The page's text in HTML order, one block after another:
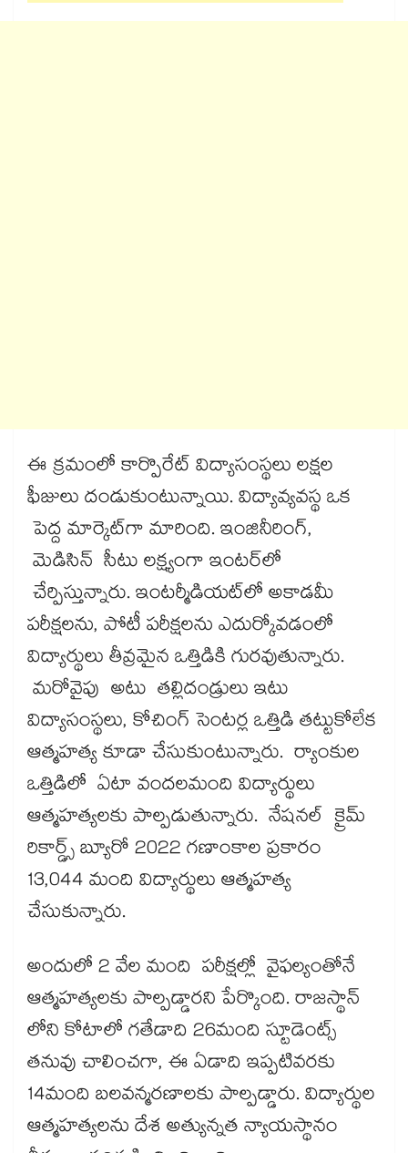
ఈ క్రమంలో కార్పొరేట్ విద్యాసంస్థలు లక్షల
ఫీజులు దండుకుంటున్నాయి. విద్యావ్యవస్థ ఒక
పెద్ద మార్కెట్​గా మారింది. ఇంజినీరింగ్,
మెడిసిన్ సీటు లక్ష్యంగా ఇంటర్​లో
చేర్పిస్తున్నారు. ఇంటర్మీడియట్​లో అకాడమీ
పరీక్షలను, పోటీ పరీక్షలను ఎదుర్కోవడంలో
విద్యార్థులు తీవ్రమైన ఒత్తిడికి గురవుతున్నారు.
మరోవైపు అటు తల్లిదండ్రులు ఇటు
విద్యాసంస్థలు, కోచింగ్ సెంటర్ల ఒత్తిడి తట్టుకోలేక
ఆత్మహత్య కూడా చేసుకుంటున్నారు. ర్యాంకుల
ఒత్తిడిలో ఏటా వందలమంది విద్యార్థులు
ఆత్మహత్యలకు పాల్పడుతున్నారు. నేషనల్‌ క్రైమ్‌
రికార్డ్స్‌ బ్యూరో 2022 గణాంకాల ప్రకారం
13,044 మంది విద్యార్థులు ఆత్మహత్య
చేసుకున్నారు.
అందులో 2 వేల మంది పరీక్షల్లో వైఫల్యంతోనే
ఆత్మహత్యలకు పాల్పడ్డారని పేర్కొంది. రాజస్థాన్​
లోని కోటాలో గతేడాది 26మంది స్టూడెంట్స్​
తనువు చాలించగా, ఈ ఏడాది ఇప్పటివరకు
14మంది బలవన్మరణాలకు పాల్పడ్డారు. విద్యార్థుల
ఆత్మహత్యలను దేశ అత్యున్నత న్యాయస్థానం